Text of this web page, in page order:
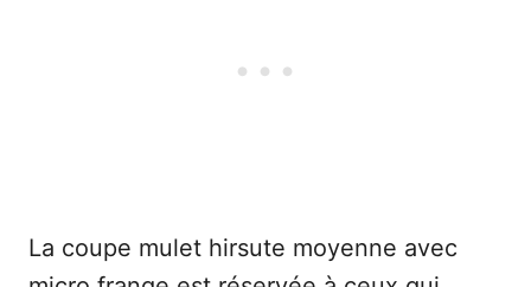
La coupe mulet hirsute moyenne avec